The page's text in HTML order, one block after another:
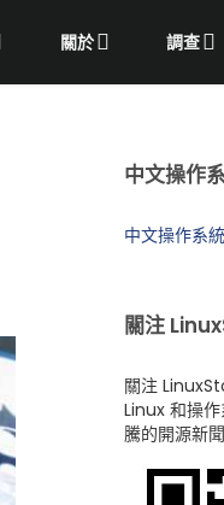
關於 調查
中文操作
中文操作系
關注
關注
Linux 和操
騰的開源新